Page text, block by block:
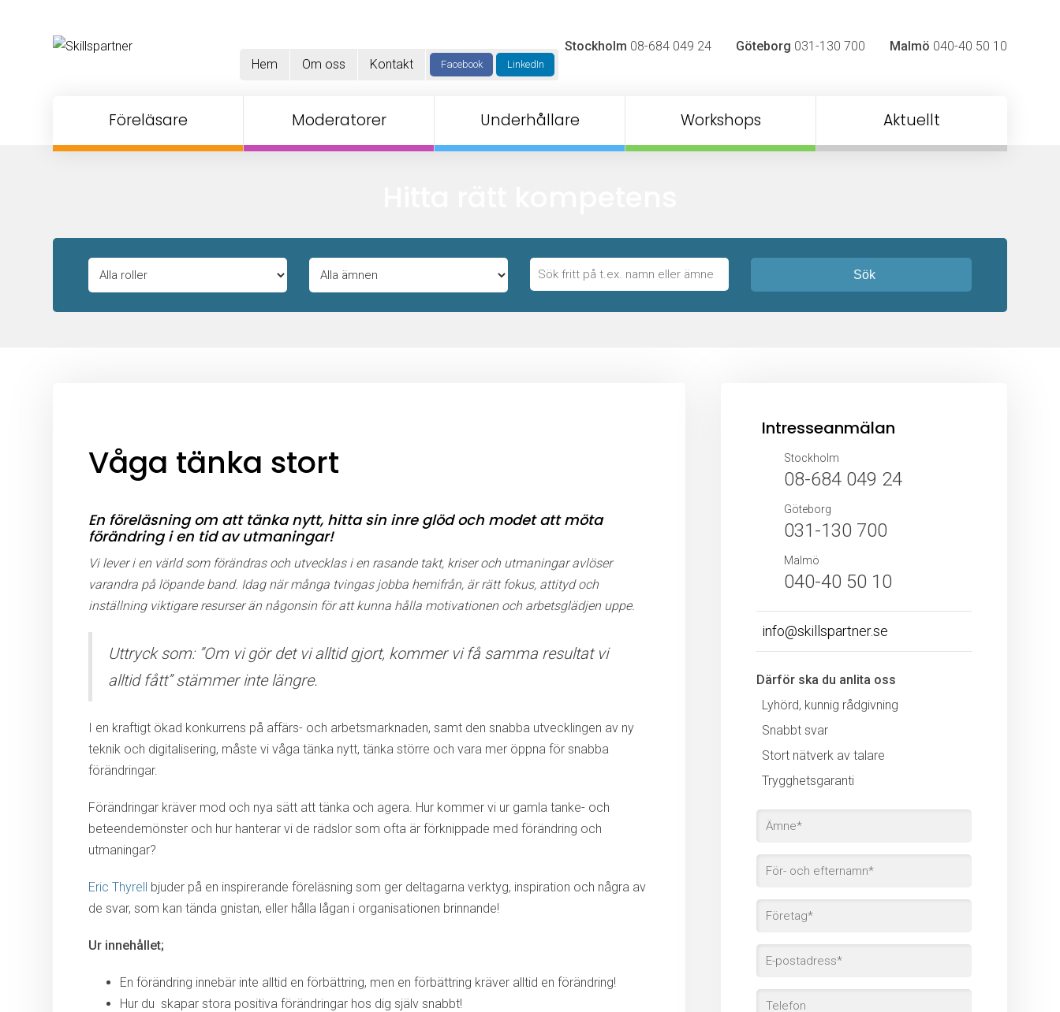
Stockholm 08-684 049 24 Göteborg 031-130 700 Malmö 040-40 50 10
Hem
Om oss Kontakt Facebook LinkedIn
Föreläsare Moderatorer Underhållare Workshops Aktuellt
Sök
Våga tänka stort
En föreläsning om att tänka nytt, hitta sin inre glöd och modet att möta
förändring i en tid av utmaningar!
Vi lever i en värld som förändras och utvecklas i en rasande takt, kriser och utmaningar avlöser
varandra på löpande band. Idag när många tvingas jobba hemifrån, är rätt fokus, attityd och
inställning viktigare resurser än någonsin för att kunna hålla motivationen och arbetsglädjen uppe.
Uttryck som: ”Om vi gör det vi alltid gjort, kommer vi få samma resultat vi
alltid fått” stämmer inte längre.
I en kraftigt ökad konkurrens på affärs- och arbetsmarknaden, samt den snabba utvecklingen av ny
teknik och digitalisering, måste vi våga tänka nytt, tänka större och vara mer öppna för snabba
förändringar.
Förändringar kräver mod och nya sätt att tänka och agera. Hur kommer vi ur gamla tanke- och
beteendemönster och hur hanterar vi de rädslor som ofta är förknippade med förändring och
utmaningar?
Eric Thyrell bjuder på en inspirerande föreläsning som ger deltagarna verktyg, inspiration och några av
de svar, som kan tända gnistan, eller hålla lågan i organisationen brinnande!
Ur innehållet;
En förändring innebär inte alltid en förbättring, men en förbättring kräver alltid en förändring!
Hur du skapar stora positiva förändringar hos dig själv snabbt!
Intresseanmälan
Stockholm
08-684 049 24
Göteborg
031-130 700
Malmö
040-40 50 10
info@skillspartner.se
Därför ska du anlita oss
Lyhörd, kunnig rådgivning
Snabbt svar
Stort nätverk av talare
Trygghetsgaranti